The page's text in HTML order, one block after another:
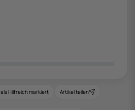
als Hilfreich markiert Artikel teilen